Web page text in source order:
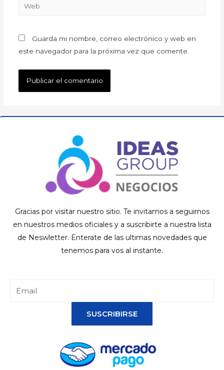
Guarda mi nombre, correo electrónico y web en
este navegador para la próxima vez que comente.
Gracias por visitar nuestro sitio. Te invitamos a seguirnos
en nuestros medios oficiales y a suscribirte a nuestra lista
de Neswletter. Enterate de las ultimas novedades que
tenemos para vos al instante.
SUSCRIBIRSE